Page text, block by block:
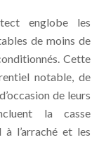
englobe les
de moins de
Cette
notable, de
de leurs
la casse
l’arraché et les